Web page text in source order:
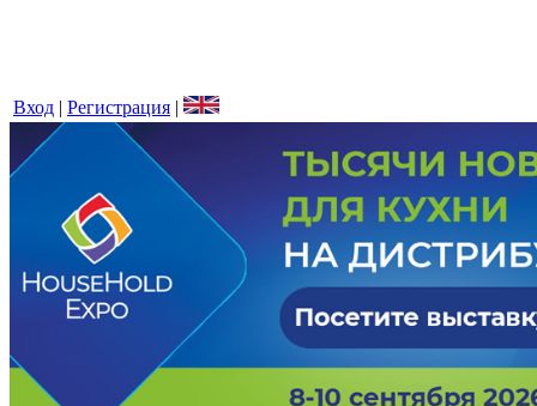
Вход | Регистрация |